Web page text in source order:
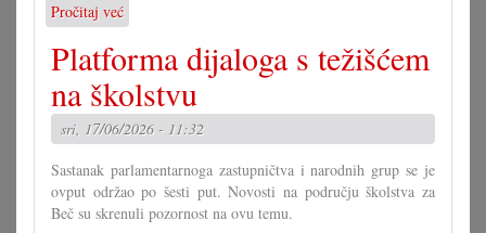
Pročitaj već
Počinje
nova
era
u
Savjetu!?
Platforma dijaloga s težišćem
na školstvu
sri, 17/06/2026 - 11:32
Sastanak parlamentarnoga zastupničtva i narodnih grup se je
ovput održao po šesti put. Novosti na području školstva za
Beč su skrenuli pozornost na ovu temu.